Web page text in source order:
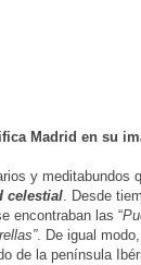
Madrid en su
y meditabundos
celestial. Desde
encontraban las “
. De igual
de la península